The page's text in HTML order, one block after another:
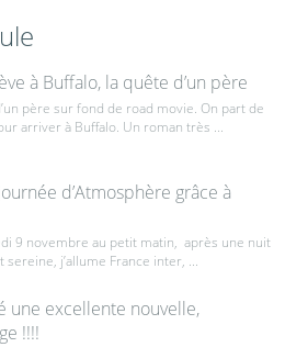
à Buffalo, la quête d’un père
père sur fond de road movie. On part de
arriver à Buffalo. Un roman très ...
d’Atmosphère grâce à
9 novembre au petit matin, après une nuit
sereine, j’allume France inter, ...
une excellente nouvelle,
!!!!